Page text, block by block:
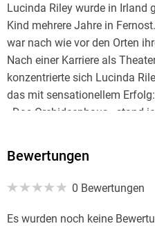
Lucinda Riley wurde in Irland
Kind mehrere Jahre in
war nach wie vor den Orten
Nach einer Karriere als
konzentrierte sich Lucinda
das mit sensationellem
»Das Orchideenhaus« stand
Millionen Mal verkauft.
und ihren vier Kindern im
Bewertungen
0 Bewertungen
Es wurden noch keine